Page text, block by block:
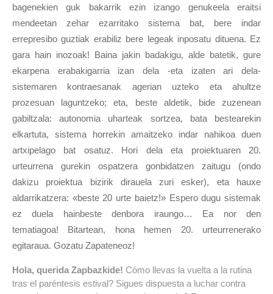
bagenekien guk bakarrik ezin izango genukeela eraitsi
mendeetan zehar ezarritako sistema bat, bere indar
errepresibo guztiak erabiliz bere legeak inposatu dituena. Ez
gara hain inozoak! Baina jakin badakigu, alde batetik, gure
ekarpena erabakigarria izan dela -eta izaten ari dela-
sistemaren kontraesanak agerian uzteko eta ahultze
prozesuan laguntzeko; eta, beste aldetik, bide zuzenean
gabiltzala: autonomia uharteak sortzea, bata bestearekin
elkartuta, sistema horrekin amaitzeko indar nahikoa duen
artxipelago bat osatuz. Hori dela eta proiektuaren 20.
urteurrena gurekin ospatzera gonbidatzen zaitugu (ondo
dakizu proiektua bizirik dirauela zuri esker), eta hauxe
aldarrikatzera: «beste 20 urte baietz!» Espero dugu sistemak
ez duela hainbeste denbora iraungo… Ea nor den
tematiagoa! Bitartean, hona hemen 20. urteurrenerako
egitaraua. Gozatu Zapateneoz!
Hola, querida Zapbazkide! Cómo llevas la vuelta a la rutina
tras el paréntesis estival? Sigues dispuesta a luchar contra